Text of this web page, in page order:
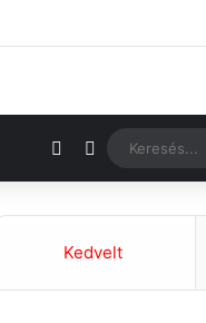
Véletlenszerű cikk
Switch skin
Kedvelt